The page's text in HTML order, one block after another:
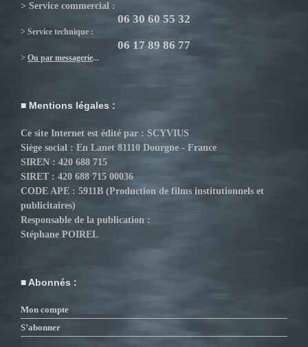
> Service commercial :
06 30 60 55 32
> Service technique :
06 17 89 86 77
> Ou par messagerie...
Mentions légales :
Ce site Internet est édité par : SCYVIUS
Siège social : En Lanet 81110 Dourgne - France
SIREN : 420 688 715
SIRET : 420 688 715 00036
CODE APE : 5911B (Production de films institutionnels et
publicitaires)
Responsable de la publication :
Stéphane POIREL
Abonnés :
Mon compte
S’abonner